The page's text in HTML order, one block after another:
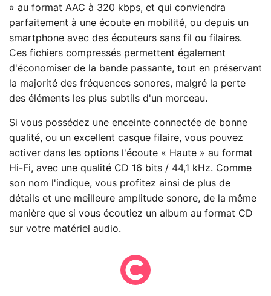
» au format AAC à 320 kbps, et qui conviendra
parfaitement à une écoute en mobilité, ou depuis un
smartphone avec des écouteurs sans fil ou filaires.
Ces fichiers compressés permettent également
d'économiser de la bande passante, tout en préservant
la majorité des fréquences sonores, malgré la perte
des éléments les plus subtils d'un morceau.
Si vous possédez une enceinte connectée de bonne
qualité, ou un excellent casque filaire, vous pouvez
activer dans les options l'écoute « Haute » au format
Hi-Fi, avec une qualité CD 16 bits / 44,1 kHz. Comme
son nom l'indique, vous profitez ainsi de plus de
détails et une meilleure amplitude sonore, de la même
manière que si vous écoutiez un album au format CD
sur votre matériel audio.